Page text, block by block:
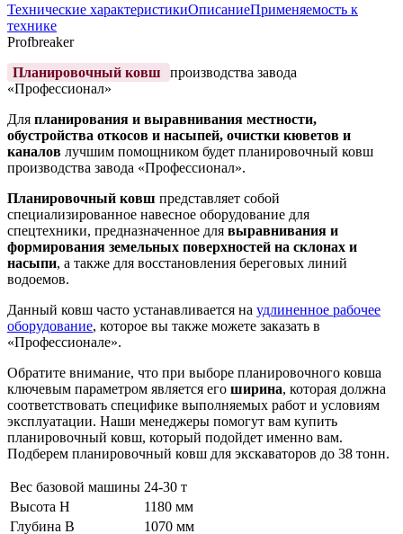
Технические характеристикиОписаниеПрименяемость к
технике
Profbreaker
Планировочный ковш
производства завода
«Профессионал»
Для планирования и выравнивания местности,
обустройства откосов и насыпей, очистки кюветов и
каналов лучшим помощником будет планировочный ковш
производства завода «Профессионал».
Планировочный ковш представляет собой
специализированное навесное оборудование для
спецтехники, предназначенное для выравнивания и
формирования земельных поверхностей на склонах и
насыпи, а также для восстановления береговых линий
водоемов.
Данный ковш часто устанавливается на удлиненное рабочее
оборудование, которое вы также можете заказать в
«Профессионале».
Обратите внимание, что при выборе планировочного ковша
ключевым параметром является его ширина, которая должна
соответствовать специфике выполняемых работ и условиям
эксплуатации. Наши менеджеры помогут вам купить
планировочный ковш, который подойдет именно вам.
Подберем планировочный ковш для экскаваторов до 38 тонн.
Вес базовой машины 24-30 т
Высота H
1180 мм
Глубина B
1070 мм